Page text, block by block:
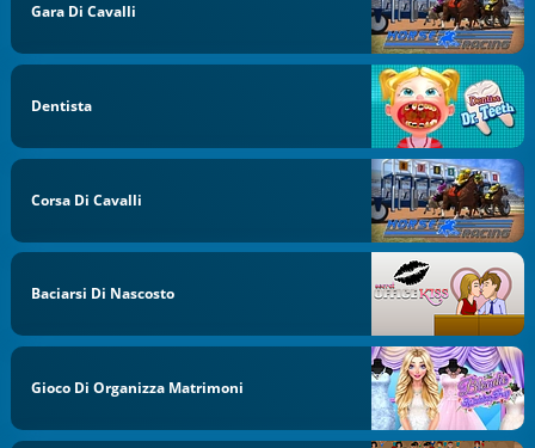
Gara Di Cavalli
Dentista
Corsa Di Cavalli
Baciarsi Di Nascosto
Gioco Di Organizza Matrimoni